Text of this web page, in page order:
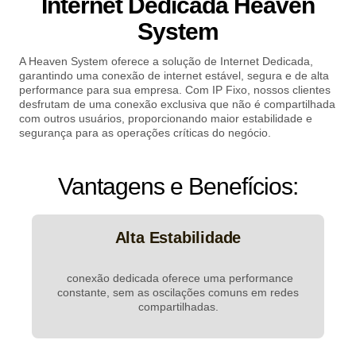
System
A Heaven System oferece a solução de Internet Dedicada,
garantindo uma conexão de internet estável, segura e de alta
performance para sua empresa. Com IP Fixo, nossos clientes
desfrutam de uma conexão exclusiva que não é compartilhada
com outros usuários, proporcionando maior estabilidade e
segurança para as operações críticas do negócio.
Vantagens e Benefícios:
Alta Estabilidade
conexão dedicada oferece uma performance
constante, sem as oscilações comuns em redes
compartilhadas.